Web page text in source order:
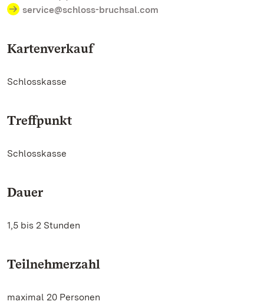
service@schloss-bruchsal.com
Kartenverkauf
Schlosskasse
Treffpunkt
Schlosskasse
Dauer
1,5 bis 2 Stunden
Teilnehmerzahl
maximal 20 Personen